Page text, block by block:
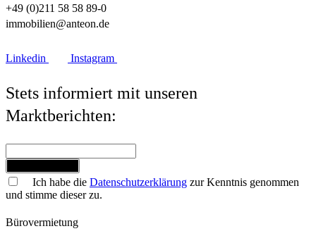
+49 (0)211 58 58 89-0
immobilien@anteon.de
Linkedin Instagram
Stets informiert mit unseren
Marktberichten:
Ich habe die Datenschutzerklärung zur Kenntnis genommen
und stimme dieser zu.
Bürovermietung